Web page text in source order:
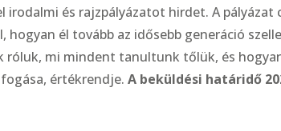
irodalmi és rajzpályázatot hirdet. A
hogyan él tovább az idősebb generáció
róluk, mi mindent tanultunk tőlük, és
értékrendje.A beküldési határidő